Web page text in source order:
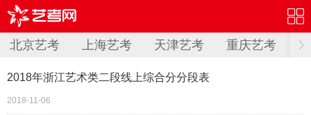
北京艺考 上海艺考 天津艺考 重庆艺考
2018年浙江艺术类二段线上综合分分段表
2018-11-06